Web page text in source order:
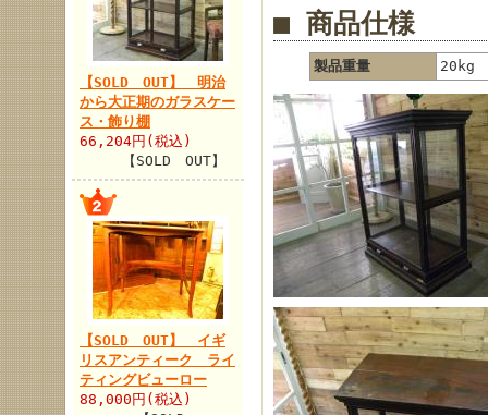
【SOLD OUT】 明治
から大正期のガラスケー
ス・飾り棚
66,204円(税込)
【SOLD OUT】
【SOLD OUT】 イギ
リスアンティーク ライ
ティングビューロー
88,000円(税込)
■ 商品仕様
製品重量 20kg